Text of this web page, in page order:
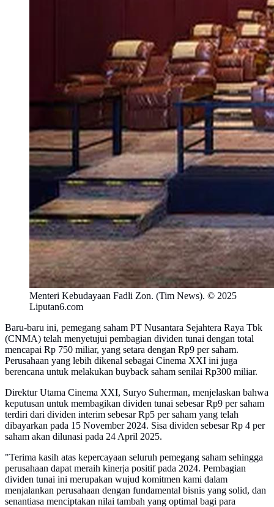
Menteri Kebudayaan Fadli Zon. (Tim News). © 2025
Liputan6.com
Baru-baru ini, pemegang saham PT Nusantara Sejahtera Raya Tbk
(CNMA) telah menyetujui pembagian dividen tunai dengan total
mencapai Rp 750 miliar, yang setara dengan Rp9 per saham.
Perusahaan yang lebih dikenal sebagai Cinema XXI ini juga
berencana untuk melakukan buyback saham senilai Rp300 miliar.
Direktur Utama Cinema XXI, Suryo Suherman, menjelaskan bahwa
keputusan untuk membagikan dividen tunai sebesar Rp9 per saham
terdiri dari dividen interim sebesar Rp5 per saham yang telah
dibayarkan pada 15 November 2024. Sisa dividen sebesar Rp 4 per
saham akan dilunasi pada 24 April 2025.
"Terima kasih atas kepercayaan seluruh pemegang saham sehingga
perusahaan dapat meraih kinerja positif pada 2024. Pembagian
dividen tunai ini merupakan wujud komitmen kami dalam
menjalankan perusahaan dengan fundamental bisnis yang solid, dan
senantiasa menciptakan nilai tambah yang optimal bagi para